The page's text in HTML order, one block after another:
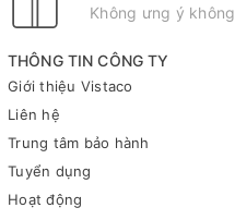
THÔNG TIN CÔNG TY
Giới thiệu Vistaco
Liên hệ
Trung tâm bảo hành
Tuyển dụng
Hoạt động
Không ưng ý